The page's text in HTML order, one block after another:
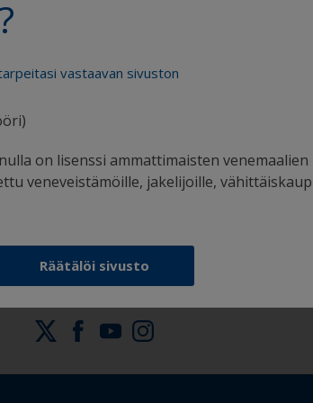
vastaavan sivuston
on lisenssi ammattimaisten venemaalien
veneveistämöille, jakelijoille,
Räätälöi sivusto
tuen, jota tarvitset varmaan
maalaamiseen